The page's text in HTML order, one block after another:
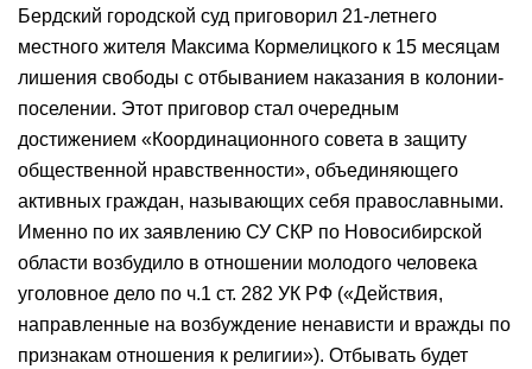
Бердский городской суд приговорил 21-летнего
местного жителя Максима Кормелицкого к 15 месяцам
лишения свободы с отбыванием наказания в колонии-
поселении. Этот приговор стал очередным
достижением «Координационного совета в защиту
общественной нравственности», объединяющего
активных граждан, называющих себя православными.
Именно по их заявлению СУ СКР по Новосибирской
области возбудило в отношении молодого человека
уголовное дело по ч.1 ст. 282 УК РФ («Действия,
направленные на возбуждение ненависти и вражды по
признакам отношения к религии»). Отбывать будет